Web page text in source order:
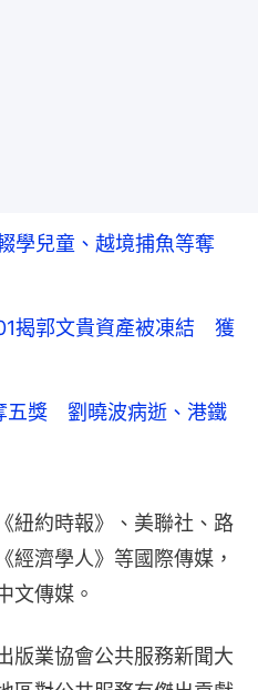
學兒童、越境捕魚等奪
揭郭文貴資產被凍結 獲
五獎 劉曉波病逝、港鐵
紐約時報》、美聯社、路
經濟學人》等國際傳媒，
文傳媒。
版業協會公共服務新聞大